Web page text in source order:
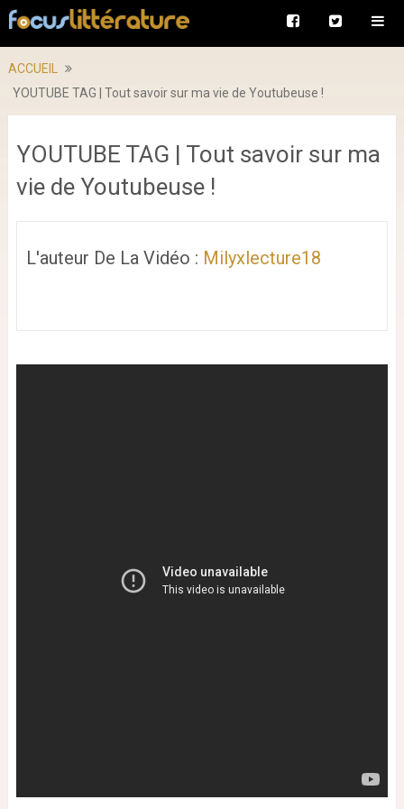
ACCUEIL
YOUTUBE TAG | Tout savoir sur ma vie de Youtubeuse !
YOUTUBE TAG | Tout savoir sur ma
vie de Youtubeuse !
L'auteur De La Vidéo : Milyxlecture18